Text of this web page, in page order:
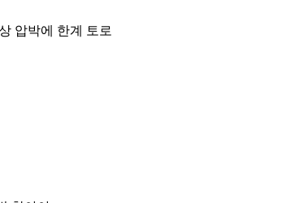
압박에 한계 토로